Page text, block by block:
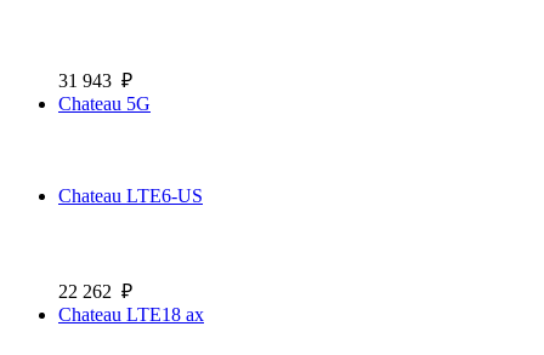
31 943 ₽
Chateau 5G
Chateau LTE6-US
22 262 ₽
Chateau LTE18 ax